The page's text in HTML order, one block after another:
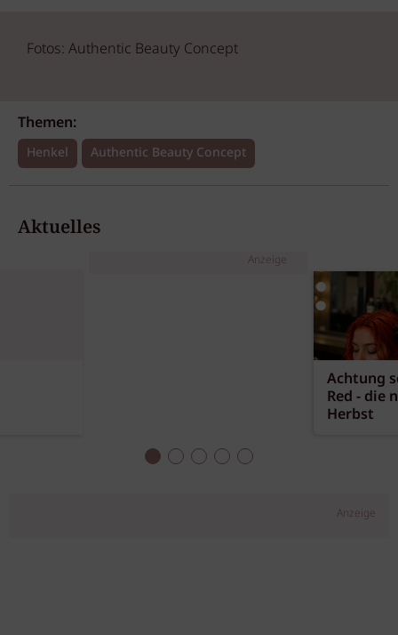
Fotos: Authentic Beauty Concept
Themen:
Henkel Authentic Beauty Concept
Aktuelles
Anzeige
Achtung
Red - die
Herbst
Anzeige